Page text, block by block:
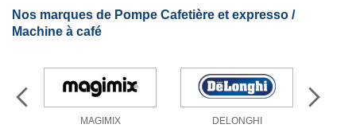
Nos marques de Pompe Cafetière et expresso /
Machine à café
MAGIMIX DELONGHI